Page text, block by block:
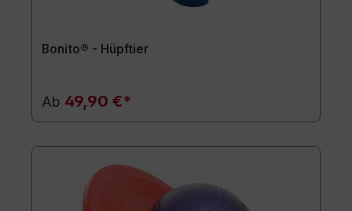
Bonito® - Hüpftier
Ab 49,90 €*